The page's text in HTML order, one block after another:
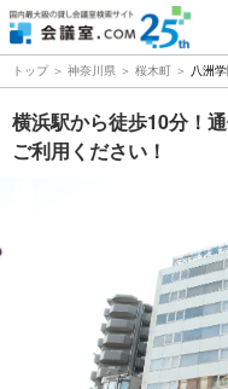
トップ 神奈川県 桜木町 八洲
横浜駅から徒歩10分！
ご利用ください！